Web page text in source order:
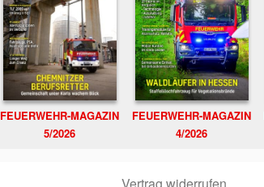
FEUERWEHR-MAGAZIN
5/2026
FEUERWEHR-MAGAZIN
4/2026